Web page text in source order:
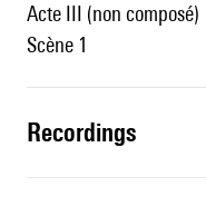
Acte III (non composé)
Scène 1
recordings